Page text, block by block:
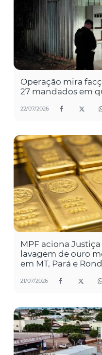
Operação mira
27 mandados em
22/07/2026
MPF aciona
lavagem de ouro
em MT, Pará e
21/07/2026